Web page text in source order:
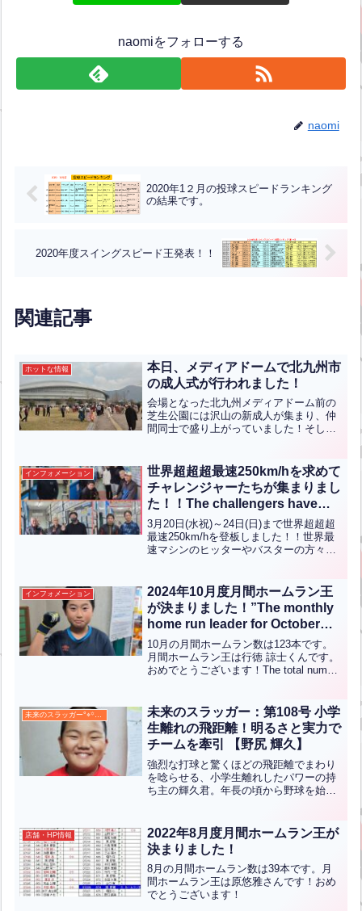
naomiをフォローする
naomi
2020年1２月の投球スピードランキング
の結果です。
2020年度スイングスピード王発表！！
関連記事
ホットな情報
本日、メディアドームで北九州市
の成人式が行われました！
会場となった北九州メディアドーム前の
芝生公園には沢山の新成人が集まり、仲
間同士で盛り上がっていました！そして
した！素敵な衣装に負けないくらい素晴
らしい笑顔がとても印象的...全文はクリ
ック
インフォメーション
世界超超超最速250km/hを求めて
チャレンジャーたちが集まりまし
た！！The challengers have
gathered to seek the world’s
ultra-ultra-ultra fastest speed of
250 km/h!!（英中翻訳）
3月20日(水祝)～24日(日)まで世界超超超
最速250km/hを登板しました！！世界最
速マシンのヒッターやバスターの方々が
ultr...全文はクリック
インフォメーション
2024年10月度月間ホームラン王
が決まりました！”The monthly
home run leader for October
2024 has been
determined!”【ENG CHT KOR
JPN】
10月の月間ホームラン数は123本です。
月間ホームラン王は行徳 諒士くんです。
おめでとうございます！The total number
未来のスラッガー°⌖꙳✧˖°
未来のスラッガー：第108号 小学
生離れの飛距離！明るさと実力で
チームを牽引 【野尻 輝久】
強烈な打球と驚くほどの飛距離でまわり
を唸らせる、小学生離れしたパワーの持
ち主の輝久君。年長の頃から野球を始
るく人懐っこい性格で、誰とでもすぐに
打ち解け、野球の話になると...全文はク
リック
店舗・HP情報
2022年8月度月間ホームラン王が
決まりました！
8月の月間ホームラン数は39本です。月
間ホームラン王は原悠雅さんです！おめ
でとうございます！